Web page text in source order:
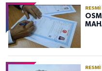
RESMI
RESMI